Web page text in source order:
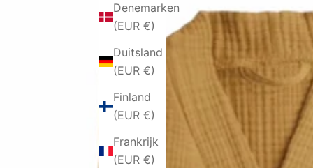
Denemarken
(EUR €)
Duitsland
(EUR €)
Finland
(EUR €)
Frankrijk
(EUR €)